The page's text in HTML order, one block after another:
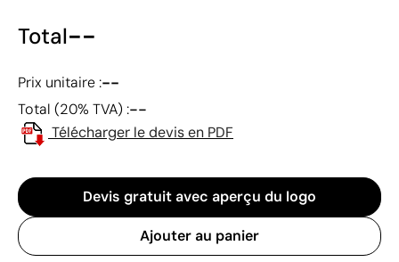
Total--
Prix unitaire :--
Total (20% TVA) :--
Télécharger le devis en PDF
Devis gratuit avec aperçu du logo
Ajouter au panier